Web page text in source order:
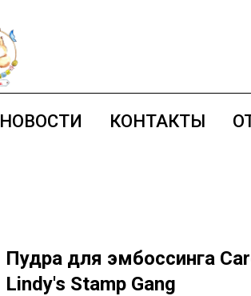
НОВОСТИ КОНТАКТЫ
Пудра для эмбоссинга
Lindy's Stamp Gang